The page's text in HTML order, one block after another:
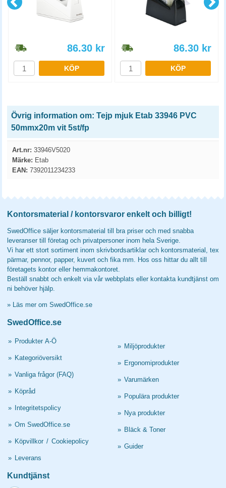
86.30 kr
KÖP
86.30 kr
KÖP
Övrig information om: Tejp mjuk Etab 33946 PVC
50mmx20m vit 5st/fp
Art.nr: 33946V5020
Märke: Etab
EAN: 7392011234233
Kontorsmaterial / kontorsvaror enkelt och billigt!
SwedOffice säljer kontorsmaterial till bra priser och med snabba
leveranser till företag och privatpersoner inom hela Sverige.
Vi har ett stort sortiment inom skrivbordsartiklar och kontorsmaterial, tex
pärmar, pennor, papper, kuvert och fika mm. Hos oss hittar du allt till
företagets kontor eller hemmakontoret.
Beställ snabbt och enkelt via vår webbplats eller kontakta kundtjänst om
ni behöver hjälp.
» Läs mer om SwedOffice.se
SwedOffice.se
» Produkter A-Ö
» Kategoriöversikt
» Vanliga frågor (FAQ)
» Köpråd
» Integritetspolicy
» Om SwedOffice.se
» Köpvillkor / Cookiepolicy
» Leverans
» Miljöprodukter
» Ergonomiprodukter
» Varumärken
» Populära produkter
» Nya produkter
» Bläck & Toner
» Guider
Kundtjänst